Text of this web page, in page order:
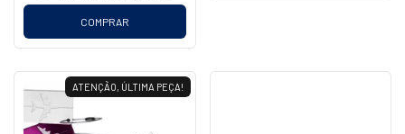
COMPRAR
ATENÇÃO, ÚLTIMA PEÇA!